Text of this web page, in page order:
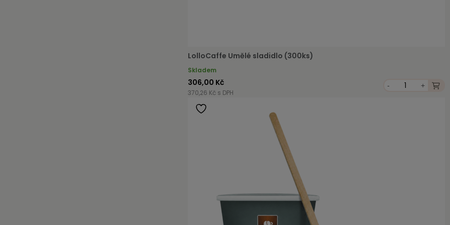
LolloCaffe Umělé sladidlo (300ks)
Skladem
306,00 Kč
370,26 Kč s DPH
- +